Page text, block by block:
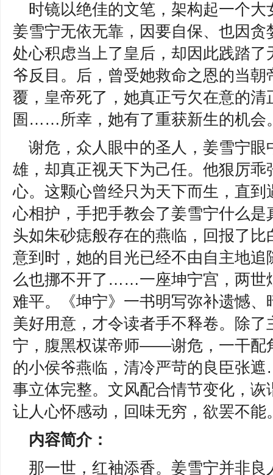
时镜以绝佳的文笔，架构起一个
姜雪宁无依无靠，因要自保、也因
处心积虑当上了皇后，却因此践踏
爷反目。后，曾受她救命之恩的当
覆，皇帝死了，她真正亏欠在意的
圄……所幸，她有了重获新生的机会
谢危，众人眼中的圣人，姜雪宁眼
雄，却真正视天下为己任。他狠厉
心。这颗心曾经只为天下而生，直
心相护，手把手教会了姜雪宁什么
头如朱砂痣般存在的燕临，回报了
意到时，她的目光已经不由自主地
么也挪不开了……一座坤宁宫，两世
难平。《坤宁》一书明写弥补遗憾
美好用意，才令读者手不释卷。除
宁，腹黑权谋帝师——谢危，一干配
的小侯爷燕临，清冷严苛的良臣张
事立体完整。文风配合情节变化，
让人心怀感动，回味无穷，欲罢不能
内容简介：
那一世，红袖添香。姜雪宁并非